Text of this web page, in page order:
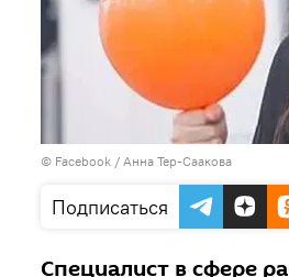
© Facebook / Анна Тер-Саакова
Подписаться
Специалист в сфере